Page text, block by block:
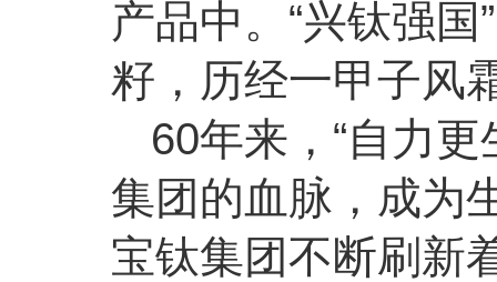
产品中。“兴钛强
籽，历经一甲子风
60年来，“自力
集团的血脉，成为
宝钛集团不断刷新